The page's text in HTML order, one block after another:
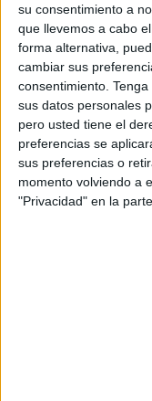
su consentimiento a
que llevemos a cabo
forma alternativa,
cambiar sus
consentimiento.
sus datos personales
pero usted tiene el
preferencias se
sus preferencias o
momento volviendo a
"Privacidad" en la
Movistar+
Jueves, 27/11/2025
18:45
Fase Liga
Hamrun
Lincoln Red
M+ Liga de
M+ Liga